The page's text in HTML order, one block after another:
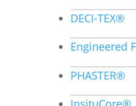
DECI-TEX®
Engineered
PHASTER®